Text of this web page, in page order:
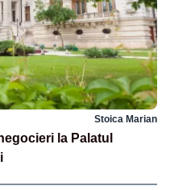
Stoica Marian
la Palatul